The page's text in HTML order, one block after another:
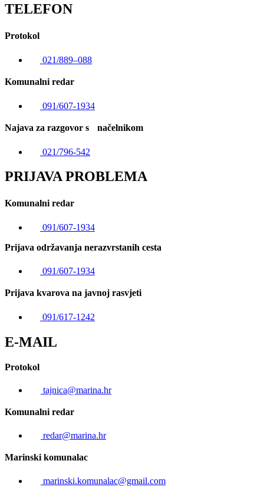
TELEFON
Protokol
021/889–088
Komunalni redar
091/607-1934
Najava za razgovor s načelnikom
021/796-542
PRIJAVA PROBLEMA
Komunalni redar
091/607-1934
Prijava održavanja nerazvrstanih cesta
091/607-1934
Prijava kvarova na javnoj rasvjeti
091/617-1242
E-MAIL
Protokol
tajnica@marina.hr
Komunalni redar
redar@marina.hr
Marinski komunalac
marinski.komunalac@gmail.com